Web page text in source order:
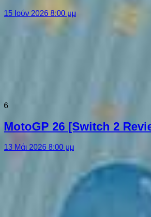
15 Ιούν 2026 8:00 μμ
6
MotoGP 26 [Switch 2
13 Μάι 2026 8:00 μμ